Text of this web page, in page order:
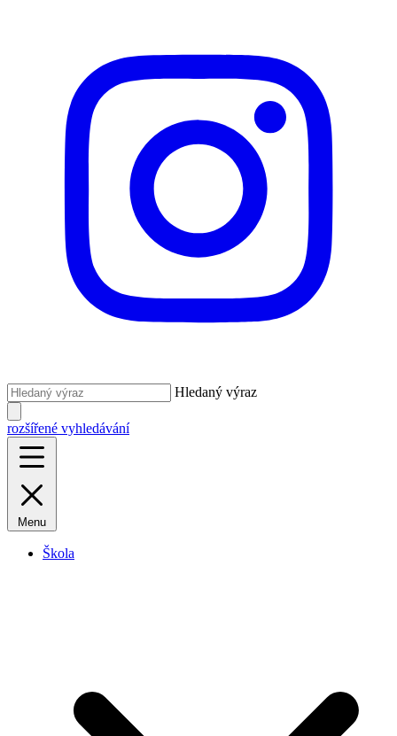
Hledaný výraz
rozšířené vyhledávání
Menu
Škola